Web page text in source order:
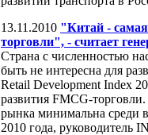
13.11.2010 "Китай - самая
торговли", - считает
Страна с численностью
быть не интересна для
Retail Development Index
развития FMCG-
рынка минимальна среди
2010 года, руководитель